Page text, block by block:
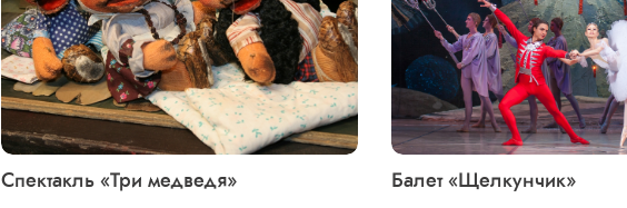
Спектакль «Три медведя» Балет «Щелкунчик»